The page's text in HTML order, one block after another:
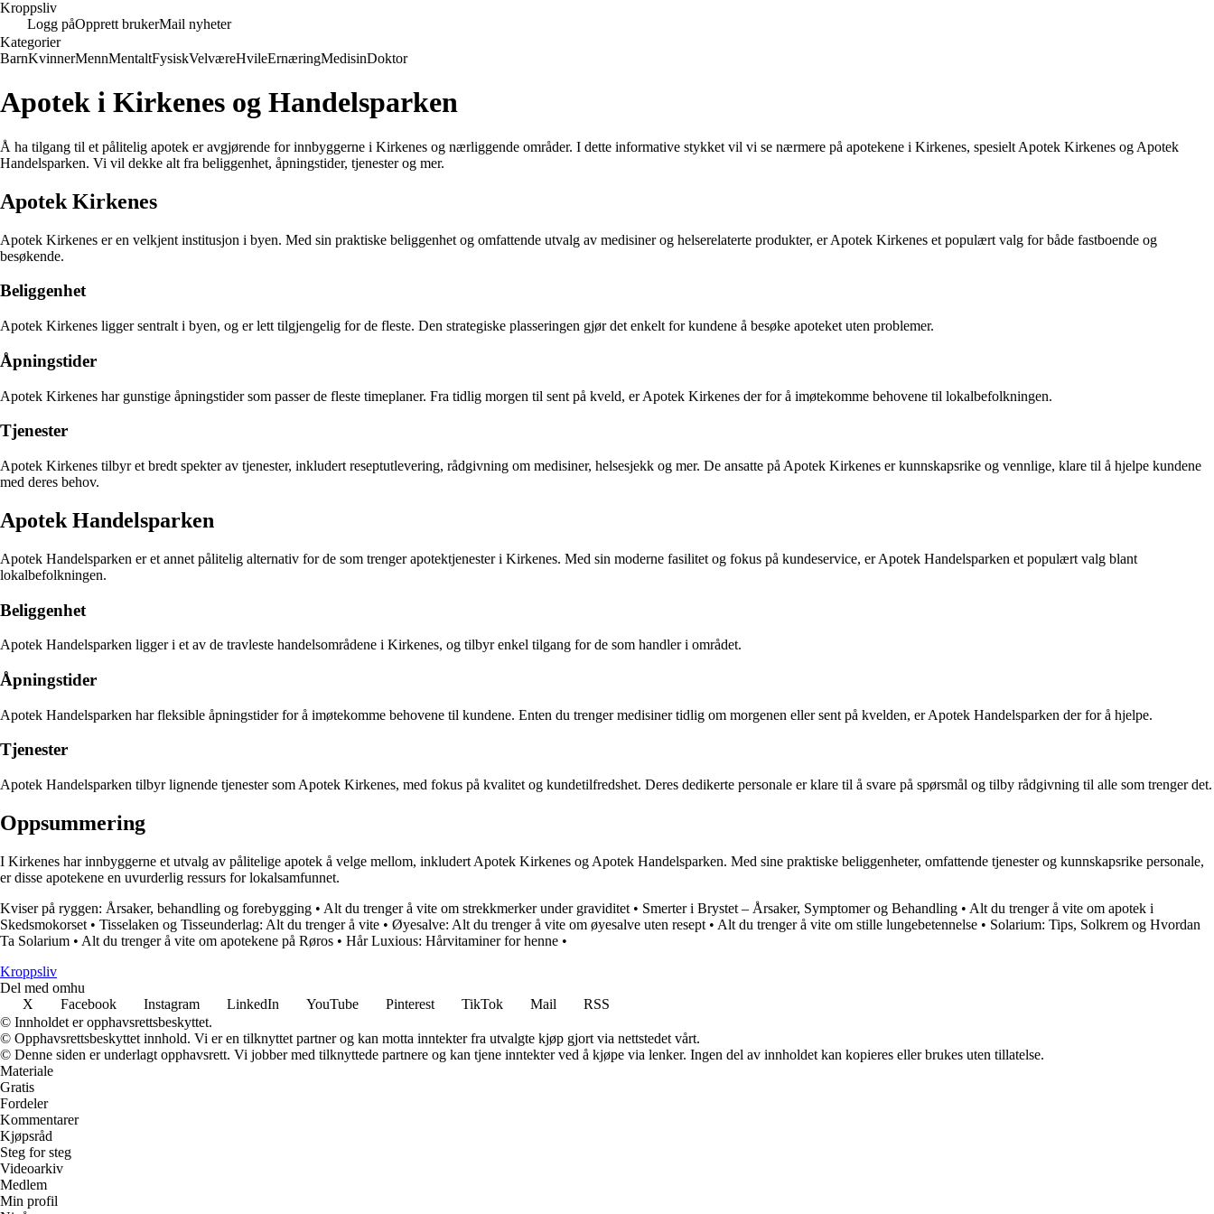
Kroppsliv
Logg påOpprett brukerMail nyheter
Kategorier
BarnKvinnerMennMentaltFysiskVelværeHvileErnæringMedisinDoktor
Apotek i Kirkenes og Handelsparken
Å ha tilgang til et pålitelig apotek er avgjørende for innbyggerne i Kirkenes og nærliggende områder. I dette informative stykket vil vi se nærmere på apotekene i Kirkenes, spesielt Apotek Kirkenes og Apotek
Handelsparken. Vi vil dekke alt fra beliggenhet, åpningstider, tjenester og mer.
Apotek Kirkenes
Apotek Kirkenes er en velkjent institusjon i byen. Med sin praktiske beliggenhet og omfattende utvalg av medisiner og helserelaterte produkter, er Apotek Kirkenes et populært valg for både fastboende og
besøkende.
Beliggenhet
Apotek Kirkenes ligger sentralt i byen, og er lett tilgjengelig for de fleste. Den strategiske plasseringen gjør det enkelt for kundene å besøke apoteket uten problemer.
Åpningstider
Apotek Kirkenes har gunstige åpningstider som passer de fleste timeplaner. Fra tidlig morgen til sent på kveld, er Apotek Kirkenes der for å imøtekomme behovene til lokalbefolkningen.
Tjenester
Apotek Kirkenes tilbyr et bredt spekter av tjenester, inkludert reseptutlevering, rådgivning om medisiner, helsesjekk og mer. De ansatte på Apotek Kirkenes er kunnskapsrike og vennlige, klare til å hjelpe kundene
med deres behov.
Apotek Handelsparken
Apotek Handelsparken er et annet pålitelig alternativ for de som trenger apotektjenester i Kirkenes. Med sin moderne fasilitet og fokus på kundeservice, er Apotek Handelsparken et populært valg blant
lokalbefolkningen.
Beliggenhet
Apotek Handelsparken ligger i et av de travleste handelsområdene i Kirkenes, og tilbyr enkel tilgang for de som handler i området.
Åpningstider
Apotek Handelsparken har fleksible åpningstider for å imøtekomme behovene til kundene. Enten du trenger medisiner tidlig om morgenen eller sent på kvelden, er Apotek Handelsparken der for å hjelpe.
Tjenester
Apotek Handelsparken tilbyr lignende tjenester som Apotek Kirkenes, med fokus på kvalitet og kundetilfredshet. Deres dedikerte personale er klare til å svare på spørsmål og tilby rådgivning til alle som trenger det.
Oppsummering
I Kirkenes har innbyggerne et utvalg av pålitelige apotek å velge mellom, inkludert Apotek Kirkenes og Apotek Handelsparken. Med sine praktiske beliggenheter, omfattende tjenester og kunnskapsrike personale,
er disse apotekene en uvurderlig ressurs for lokalsamfunnet.
Kviser på ryggen: Årsaker, behandling og forebygging • Alt du trenger å vite om strekkmerker under graviditet • Smerter i Brystet – Årsaker, Symptomer og Behandling • Alt du trenger å vite om apotek i
Skedsmokorset • Tisselaken og Tisseunderlag: Alt du trenger å vite • Øyesalve: Alt du trenger å vite om øyesalve uten resept • Alt du trenger å vite om stille lungebetennelse • Solarium: Tips, Solkrem og Hvordan
Ta Solarium • Alt du trenger å vite om apotekene på Røros • Hår Luxious: Hårvitaminer for henne •
Kroppsliv
Del med omhu
X
Facebook Instagram LinkedIn YouTube Pinterest TikTok Mail
RSS
© Innholdet er opphavsrettsbeskyttet.
© Opphavsrettsbeskyttet innhold. Vi er en tilknyttet partner og kan motta inntekter fra utvalgte kjøp gjort via nettstedet vårt.
© Denne siden er underlagt opphavsrett. Vi jobber med tilknyttede partnere og kan tjene inntekter ved å kjøpe via lenker. Ingen del av innholdet kan kopieres eller brukes uten tillatelse.
Materiale
Gratis
Fordeler
Kommentarer
Kjøpsråd
Steg for steg
Videoarkiv
Medlem
Min profil